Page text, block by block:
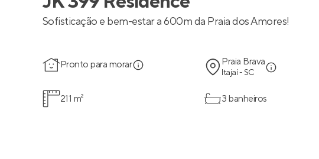
Sofisticação e bem-estar a 600m da Praia dos Amores!
Pronto para morar Praia Brava
Itajaí - SC
211 m² 3 banheiros